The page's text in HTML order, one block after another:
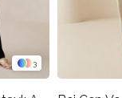
3